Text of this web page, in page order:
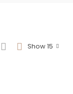
Show 15